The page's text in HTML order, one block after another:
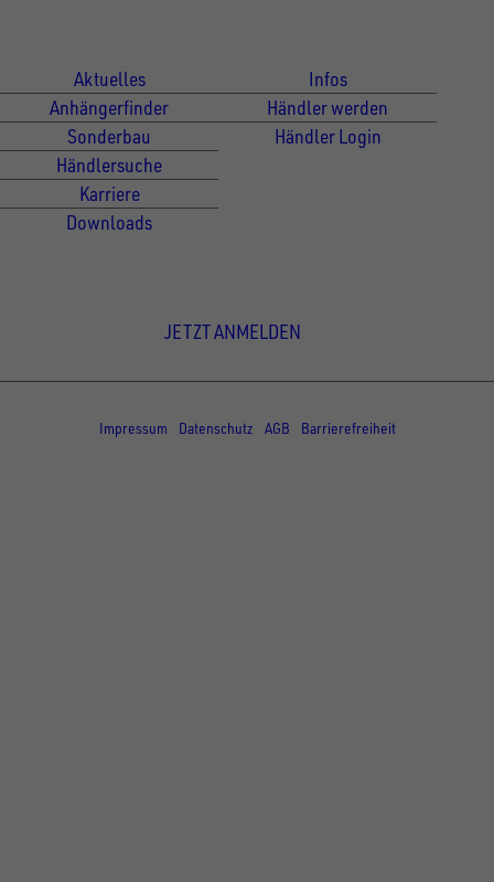
Aktuelles
Anhängerfinder
Sonderbau
Händlersuche
Karriere
Downloads
Infos
Händler werden
Händler Login
JETZT ANMELDEN
Impressum
Datenschutz AGB Barrierefreiheit